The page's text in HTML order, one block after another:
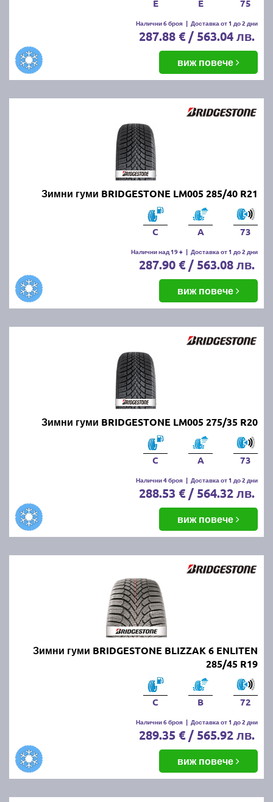
E E 75
Налични 6 броя | Доставка от 1 до 2 дни
287.88 € / 563.04 лв.
виж повече
Зимни гуми BRIDGESTONE LM005 285/40 R21
C A 73
Налични над 19 + | Доставка от 1 до 2 дни
287.90 € / 563.08 лв.
виж повече
Зимни гуми BRIDGESTONE LM005 275/35 R20
C A 73
Налични 4 броя | Доставка от 1 до 2 дни
288.53 € / 564.32 лв.
виж повече
Зимни гуми BRIDGESTONE BLIZZAK 6 ENLITEN
285/45 R19
C B 72
Налични 6 броя | Доставка от 1 до 2 дни
289.35 € / 565.92 лв.
виж повече